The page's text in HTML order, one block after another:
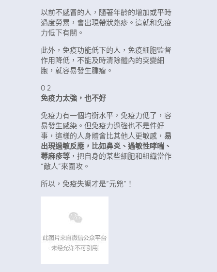
以前不感冒的人，隨著年齡的增加或平時
過度勞累，會出現帶狀皰疹。這就和免疫
力低下有關。
此外，免疫功能低下的人，免疫細胞監督
作用降低，不能及時清除體內的突變細
胞，就容易發生腫瘤。
0 2
免疫力太強，也不好
免疫力有一個均衡水平，免疫力低了，容
易發生感染。但免疫力過強也不是件好
事，這樣的人身體會比其他人更敏感， 易
出現過敏反應，比如鼻炎、過敏性哮喘、
蕁麻疹等 ，把自身的某些細胞和組織當作
“敵人”來圍攻。
所以，免疫失調才是“元兇”！